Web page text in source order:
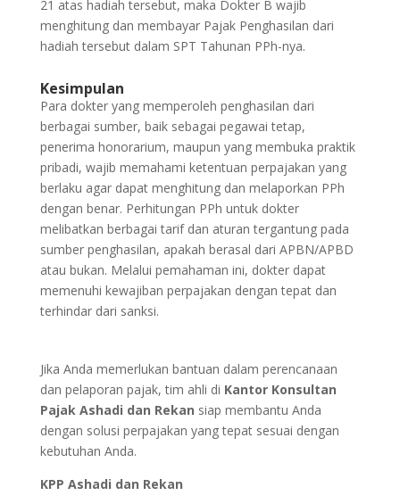
21 atas hadiah tersebut, maka Dokter B wajib
menghitung dan membayar Pajak Penghasilan dari
hadiah tersebut dalam SPT Tahunan PPh-nya.
Kesimpulan
Para dokter yang memperoleh penghasilan dari
berbagai sumber, baik sebagai pegawai tetap,
penerima honorarium, maupun yang membuka praktik
pribadi, wajib memahami ketentuan perpajakan yang
berlaku agar dapat menghitung dan melaporkan PPh
dengan benar. Perhitungan PPh untuk dokter
melibatkan berbagai tarif dan aturan tergantung pada
sumber penghasilan, apakah berasal dari APBN/APBD
atau bukan. Melalui pemahaman ini, dokter dapat
memenuhi kewajiban perpajakan dengan tepat dan
terhindar dari sanksi.
Jika Anda memerlukan bantuan dalam perencanaan
dan pelaporan pajak, tim ahli di Kantor Konsultan
Pajak Ashadi dan Rekan siap membantu Anda
dengan solusi perpajakan yang tepat sesuai dengan
kebutuhan Anda.
KPP Ashadi dan Rekan